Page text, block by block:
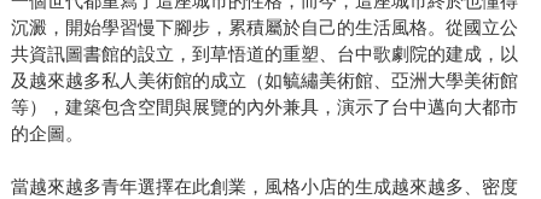
沉澱，開始學習慢下腳步，累積屬於自己的生活風格。從國立公
共資訊圖書館的設立，到草悟道的重塑、台中歌劇院的建成，以
及越來越多私人美術館的成立（如毓繡美術館、亞洲大學美術館
等），建築包含空間與展覽的內外兼具，演示了台中邁向大都市
的企圖。
當越來越多青年選擇在此創業，風格小店的生成越來越多、密度